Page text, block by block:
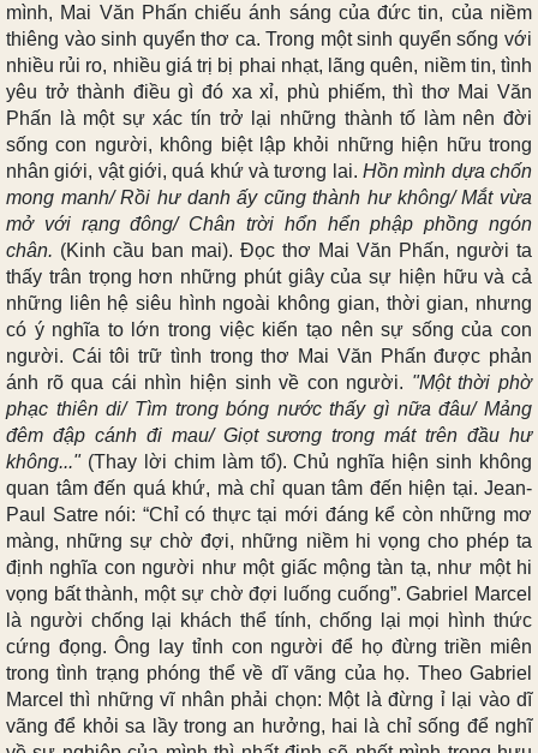
mình, Mai Văn Phấn chiếu ánh sáng của đức tin, của niềm
thiêng vào sinh quyển thơ ca. Trong một sinh quyển sống với
nhiều rủi ro, nhiều giá trị bị phai nhạt, lãng quên, niềm tin, tình
yêu trở thành điều gì đó xa xỉ, phù phiếm, thì thơ Mai Văn
Phấn là một sự xác tín trở lại những thành tố làm nên đời
sống con người, không biệt lập khỏi những hiện hữu trong
nhân giới, vật giới, quá khứ và tương lai. Hồn mình dựa chốn
mong manh/ Rồi hư danh ấy cũng thành hư không/ Mắt vừa
mở với rạng đông/ Chân trời hổn hển phập phồng ngón
chân. (Kinh cầu ban mai). Đọc thơ Mai Văn Phấn, người ta
thấy trân trọng hơn những phút giây của sự hiện hữu và cả
những liên hệ siêu hình ngoài không gian, thời gian, nhưng
có ý nghĩa to lớn trong việc kiến tạo nên sự sống của con
người. Cái tôi trữ tình trong thơ Mai Văn Phấn được phản
ánh rõ qua cái nhìn hiện sinh về con người. "Một thời phờ
phạc thiên di/ Tìm trong bóng nước thấy gì nữa đâu/ Mảng
đêm đập cánh đi mau/ Giọt sương trong mát trên đầu hư
không..." (Thay lời chim làm tổ). Chủ nghĩa hiện sinh không
quan tâm đến quá khứ, mà chỉ quan tâm đến hiện tại. Jean-
Paul Satre nói: “Chỉ có thực tại mới đáng kể còn những mơ
màng, những sự chờ đợi, những niềm hi vọng cho phép ta
định nghĩa con người như một giấc mộng tàn tạ, như một hi
vọng bất thành, một sự chờ đợi luống cuống”. Gabriel Marcel
là người chống lại khách thể tính, chống lại mọi hình thức
cứng đọng. Ông lay tỉnh con người để họ đừng triền miên
trong tình trạng phóng thể về dĩ vãng của họ. Theo Gabriel
Marcel thì những vĩ nhân phải chọn: Một là đừng ỉ lại vào dĩ
vãng để khỏi sa lầy trong an hưởng, hai là chỉ sống để nghĩ